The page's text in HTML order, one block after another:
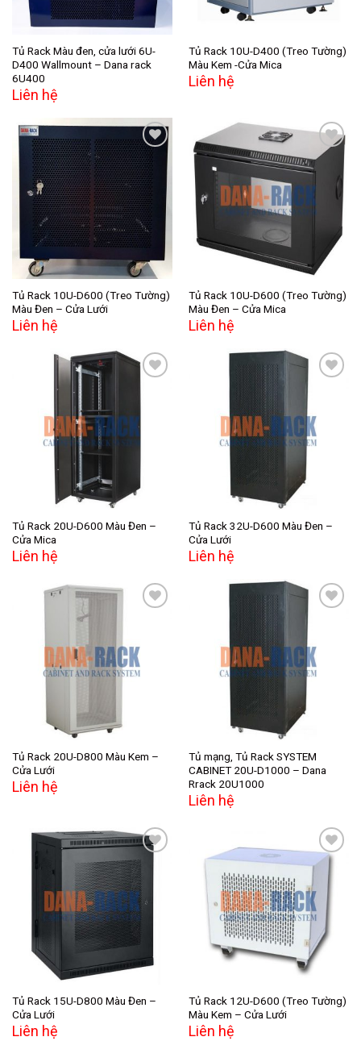
Tủ Rack Màu đen, cửa lưới 6U-
D400 Wallmount – Dana rack
6U400
Liên hệ
Tủ Rack 10U-D400 (Treo Tường)
Màu Kem -Cửa Mica
Liên hệ
Add to
wishlist
Tủ Rack 10U-D600 (Treo Tường)
Màu Đen – Cửa Lưới
Liên hệ
Add to
wishlist
Tủ Rack 10U-D600 (Treo Tường)
Màu Đen – Cửa Mica
Liên hệ
Add to
wishlist
Tủ Rack 20U-D600 Màu Đen –
Cửa Mica
Liên hệ
Add to
wishlist
Tủ Rack 32U-D600 Màu Đen –
Cửa Lưới
Liên hệ
Add to
wishlist
Tủ Rack 20U-D800 Màu Kem –
Cửa Lưới
Liên hệ
Add to
wishlist
Tủ mạng, Tủ Rack SYSTEM
CABINET 20U-D1000 – Dana
Rrack 20U1000
Liên hệ
Add to
wishlist
Tủ Rack 15U-D800 Màu Đen –
Cửa Lưới
Liên hệ
Add to
wishlist
Tủ Rack 12U-D600 (Treo Tường)
Màu Kem – Cửa Lưới
Liên hệ